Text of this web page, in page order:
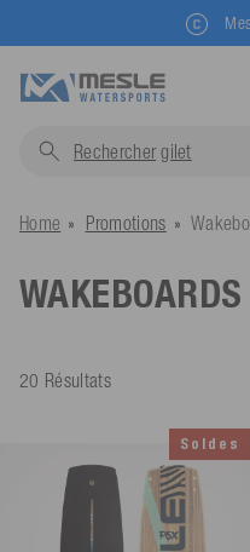
Rechercher gilets...
Home Promotions
WAKEBOARDS
20 Résultats
Soldes